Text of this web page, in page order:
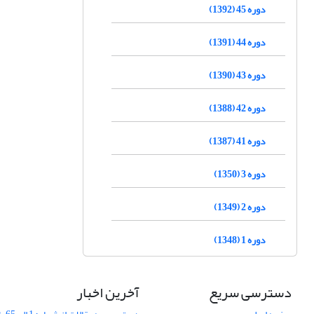
دوره 45 (1392)
دوره 44 (1391)
دوره 43 (1390)
دوره 42 (1388)
دوره 41 (1387)
دوره 3 (1350)
دوره 2 (1349)
دوره 1 (1348)
دسترسی سریع آخرین اخبار